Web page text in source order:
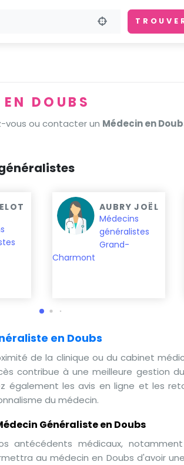
DOUBS
vous ou contacter un Médecin en
AUBRY JOËL
Médecins
généralistes
Grand-
Charmont
en Doubs
de la clinique ou du cabinet
contribue à une meilleure gestion
également les avis en ligne et les
du médecin.
Généraliste en Doubs
antécédents médicaux,
au médecin en Doubs d'avoir